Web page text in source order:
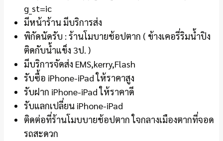
g_st=ic
มีหน้าร้าน มีบริการส่ง
พิกัดนัดรับ : ร้านโมบายช้อปตาก ( ข้างเคอรี่ริมน้ำปิง
ติดกับน้ำแข็ง 3ป. )
มีบริการจัดส่ง EMS,kerry,Flash
รับซื้อ iPhone-iPad ให้ราคาสูง
รับฝาก iPhone-iPad ให้ราคาดี
รับแลกเปลี่ยน iPhone-iPad
ติดต่อที่ร้านโมบบายช้อปตาก ใจกลางเมืองตากที่จอด
รถสะดวก